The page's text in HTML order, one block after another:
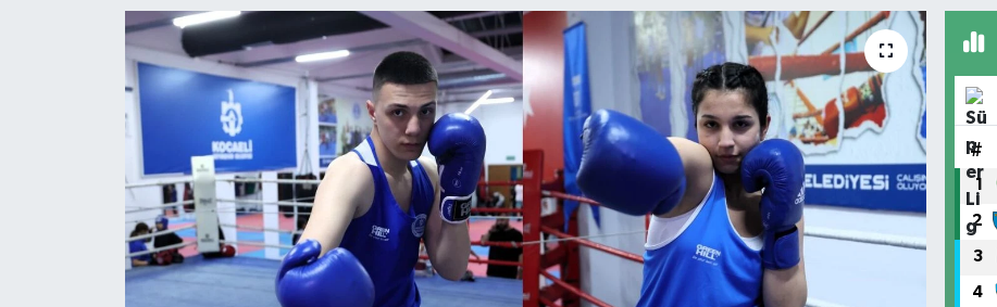
#
1
2
3
4
Haber Arşivi